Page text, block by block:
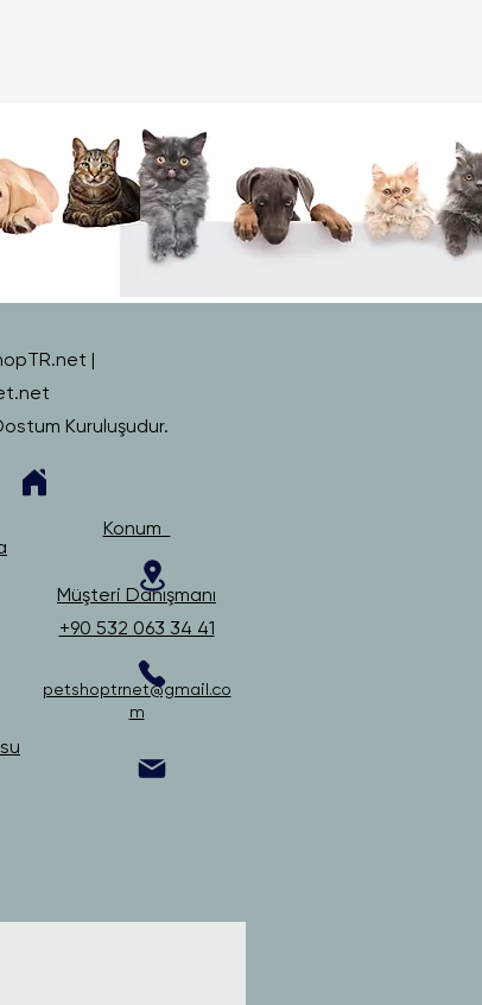
|
Kuruluşudur.
Konum
Müşteri Danışmanı
+90 532 063 34 41
petshoptrnet@gmail.co
m